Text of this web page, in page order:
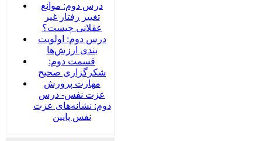
درس دوم: موانع
تغییر رفتار غیر
عقلانی چیست؟
درس دوم: اولویت
بندی ارزش‌ها
قسمت دوم:
شکرگزاری صحیح
مهارت پرورش
عزت نفس- درس
دوم: نشانه‌های عزت
نفس پایین